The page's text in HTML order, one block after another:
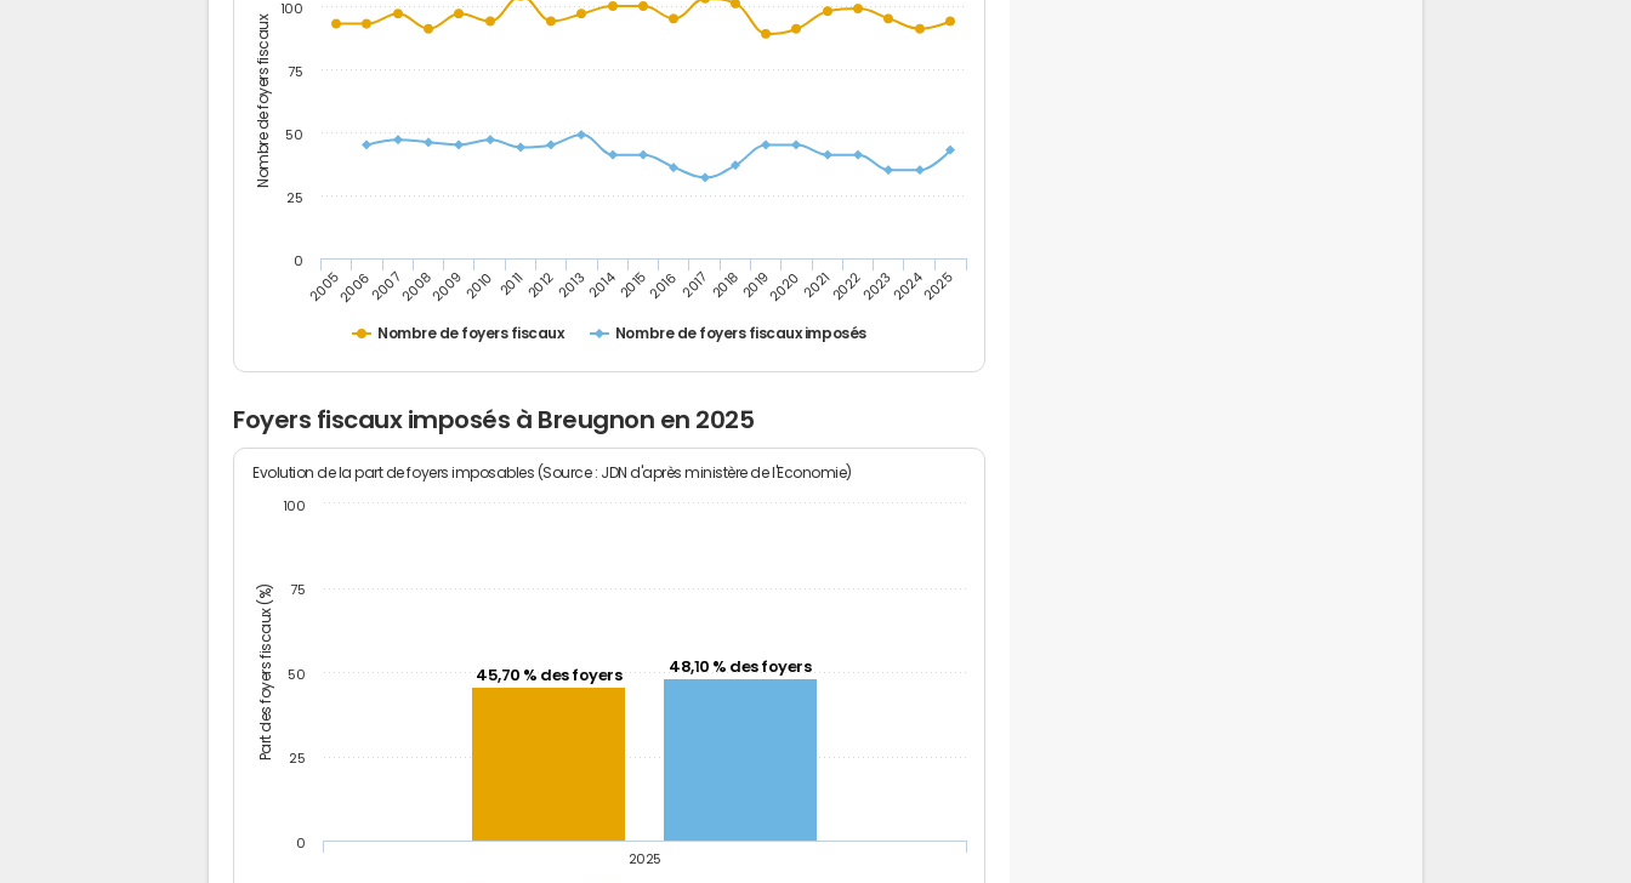
Nombre de foyers fiscaux
Nombre de foyers fiscaux Nombre de foyers fiscaux imposés
200520062007200820092010 201120122013201420152016 2017 20182019202020212022202320242025
0
25
50
75
100
Foyers fiscaux imposés à Breugnon en 2025
Part des foyers fiscaux (%)
Evolution de la part de foyers imposables (Source : JDN d'après ministère de l'Economie)
45,70 % des foyers 48,10 % des foyers
2025
0
25
50
75
100